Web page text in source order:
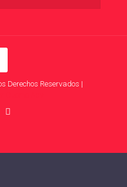
Derechos Reservados |